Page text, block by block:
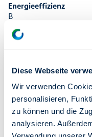
Diese Webseite
Wir verwenden
personalisieren,
zu können und die
analysieren.
Energieeffizienz
B
Primärer Energieträger
Ausstattung
Badewanne
Beschreibung